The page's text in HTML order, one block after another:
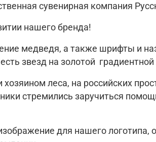
сувенирная компания
нашего бренда!
медведя, а также шрифты и
звезд на золотой
леса, на российских
стремились заручиться
для нашего